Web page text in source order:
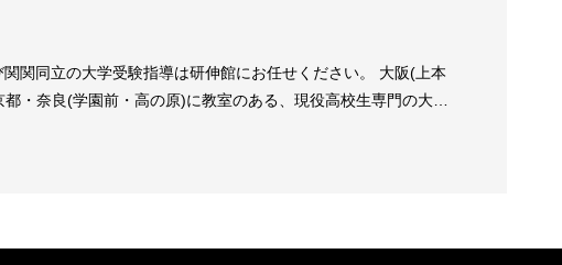
関同立の大学受験指導は研伸館にお任せください。 大阪(上本
・奈良(学園前・高の原)に教室のある、現役高校生専門の大学